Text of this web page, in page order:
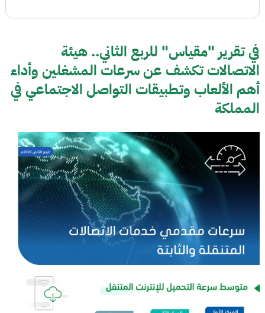
في تقرير "مقياس" للربع الثاني.. هيئة
الاتصالات تكشف عن سرعات المشغلين وأداء
أهم الألعاب وتطبيقات التواصل الاجتماعي في
المملكة